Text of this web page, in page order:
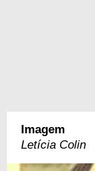
Imagem
Letícia Colin